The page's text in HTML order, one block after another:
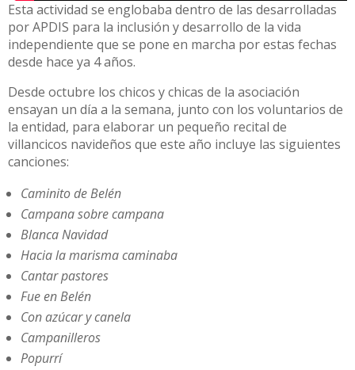
Esta actividad se englobaba dentro de las desarrolladas
por APDIS para la inclusión y desarrollo de la vida
independiente que se pone en marcha por estas fechas
desde hace ya 4 años.
Desde octubre los chicos y chicas de la asociación
ensayan un día a la semana, junto con los voluntarios de
la entidad, para elaborar un pequeño recital de
villancicos navideños que este año incluye las siguientes
canciones:
Caminito de Belén
Campana sobre campana
Blanca Navidad
Hacia la marisma caminaba
Cantar pastores
Fue en Belén
Con azúcar y canela
Campanilleros
Popurrí